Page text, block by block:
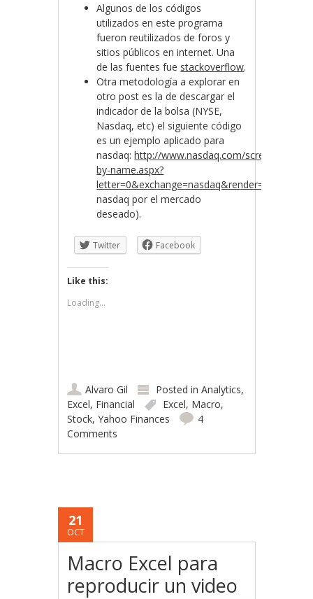
Algunos de los códigos
utilizados en este programa
fueron reutilizados de foros y
sitios públicos en internet. Una
de las fuentes fue stackoverflow.
Otra metodología a explorar en
otro post es la de descargar el
indicador de la bolsa (NYSE,
Nasdaq, etc) el siguiente código
es un ejemplo aplicado para
nasdaq:http://www.nasdaq.com/screening/
by-name.aspx?
letter=0&exchange=nasdaq&render=download
nasdaq por el mercado
deseado).
Twitter Facebook
Like this:
Loading...
Alvaro Gil Posted inAnalytics,
Excel, Financial Excel, Macro,
Stock,Yahoo Finances
4
Comments
21
OCT
Macro Excel para
reproducir un video